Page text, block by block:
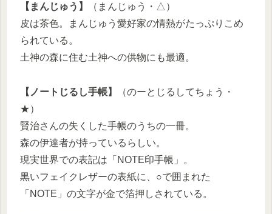
【まんじゅう】
（まんじゅう・△）
皮は茶色。まんじゅう愛好家の情熱がたっぷりこめ
られている。
土神の森に住む土神への供物にも最適。
【ノートじるし手帳】
（のーとじるしてちょう・
★）
賢治さんの失くした手帳のうちの一冊。
森の伊達者が持っているらしい。
現実世界での表記は「NOTE印手帳」。
黒いフェイクレザーの表紙に、○で囲まれた
「NOTE」の文字が金で箔押しされている。